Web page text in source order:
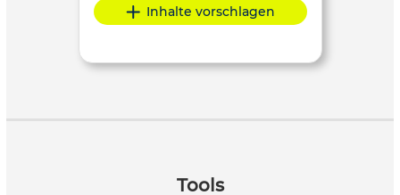
Inhalte vorschlagen
Tools